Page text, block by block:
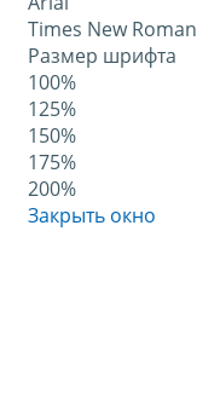
Times New Roman
Размер шрифта
100%
125%
150%
175%
200%
Закрыть окно